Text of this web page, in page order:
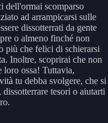
dell'ormai scomparso
ad arrampicarsi sulle
dissotterrati da gente
o almeno finché non
più che felici di schierarsi
Inoltre, scoprirai che non
loro ossa! Tuttavia,
tu debba svolgere, che si
tesori o aiutarti